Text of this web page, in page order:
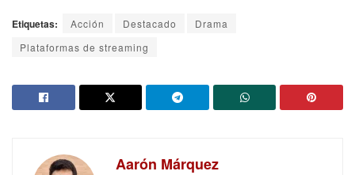
Etiquetas: Acción Destacado
Drama
Plataformas de streaming
Aarón Márquez